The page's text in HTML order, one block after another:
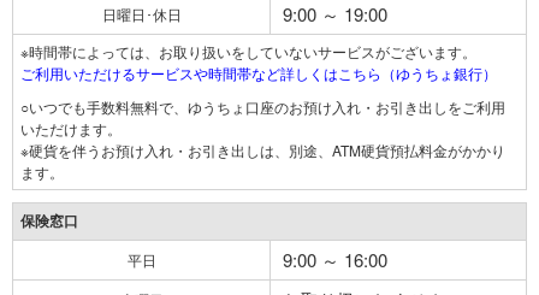
日曜日･休日 9:00 ～ 19:00
※時間帯によっては、お取り扱いをしていないサービスがございます。
ご利用いただけるサービスや時間帯など詳しくはこちら（ゆうちょ銀行）
○いつでも手数料無料で、ゆうちょ口座のお預け入れ・お引き出しをご利用
いただけます。
※硬貨を伴うお預け入れ・お引き出しは、別途、ATM硬貨預払料金がかかり
ます。
保険窓口
平日 9:00 ～ 16:00